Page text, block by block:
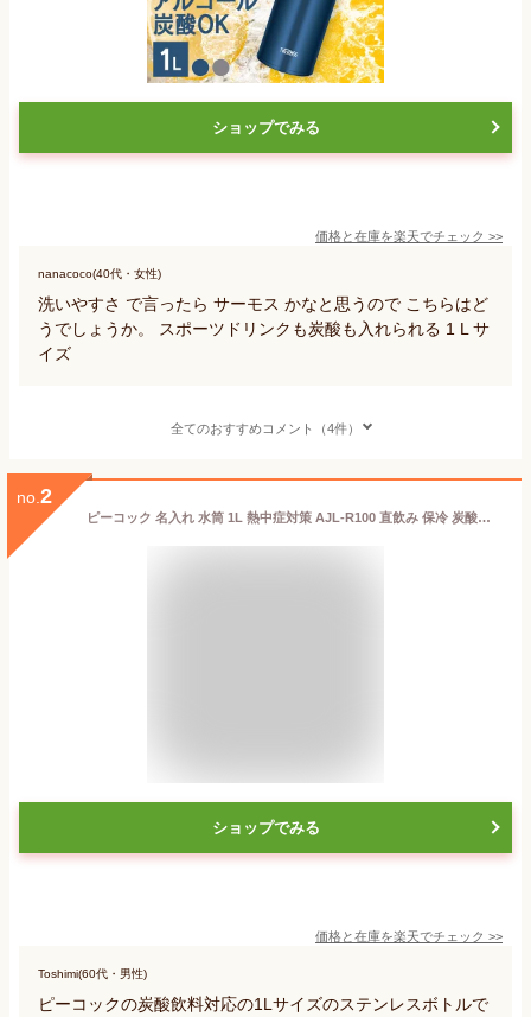
ショップでみる
価格と在庫を楽天でチェック >>
nanacoco(40代・女性)
洗いやすさ で言ったら サーモス かなと思うので こちらはど
うでしょうか。 スポーツドリンクも炭酸も入れられる 1 L サ
イズ
全てのおすすめコメント（4件）
no. 2
ピーコック 名入れ 水筒 1L 熱中症対策 AJL-R100 直飲み 保冷 炭酸飲料対応 ストレートドリンクタイプ 1.0L 1000ml スクリュー式せん ステンレスボトル スポーツドリンク OK 大容量 プレゼント ギフト 即日発送 ザワウ 父の日
ショップでみる
価格と在庫を楽天でチェック >>
Toshimi(60代・男性)
ピーコックの炭酸飲料対応の1Lサイズのステンレスボトルで